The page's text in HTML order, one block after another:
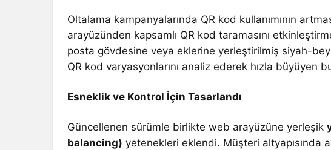
Oltalama kampanyalarında QR kod kullanımının
arayüzünden kapsamlı QR kod taramasını
posta gövdesine veya eklerine yerleştirilmiş siyah-
QR kod varyasyonlarını analiz ederek hızla büyüyen
Esneklik ve Kontrol İçin Tasarlandı
Güncellenen sürümle birlikte web arayüzüne yerleşik
balancing) yetenekleri eklendi. Müşteri altyapısında